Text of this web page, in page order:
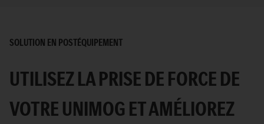
SOLUTION EN POSTÉQUIPEMENT
UTILISEZ LA PRISE DE FORCE DE
VOTRE UNIMOG ET AMÉLIOREZ